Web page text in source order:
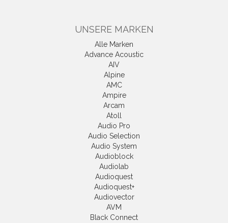
UNSERE MARKEN
Alle Marken
Advance Acoustic
AIV
Alpine
AMC
Ampire
Arcam
Atoll
Audio Pro
Audio Selection
Audio System
Audioblock
Audiolab
Audioquest
Audioquest+
Audiovector
AVM
Black Connect